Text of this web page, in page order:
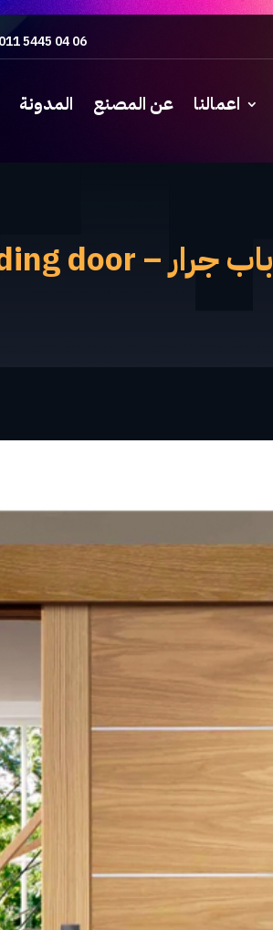
5445 04 06
اعمالنا عن المصنع المدونة
باب جرار – Sliding door